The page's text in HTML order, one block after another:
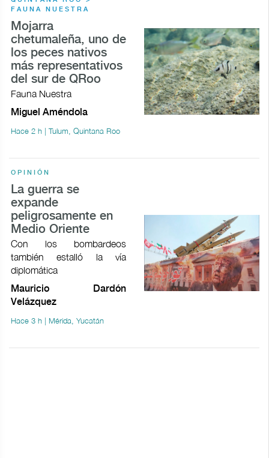
FAUNA NUESTRA
Mojarra
chetumaleña, uno de
los peces nativos
más representativos
del sur de QRoo
Fauna Nuestra
Miguel Améndola
Hace 2 h | Tulum, Quintana Roo
OPINIÓN
La guerra se
expande
peligrosamente en
Medio Oriente
Con los bombardeos
también estalló la vía
diplomática
Mauricio Dardón
Velázquez
Hace 3 h | Mérida, Yucatán